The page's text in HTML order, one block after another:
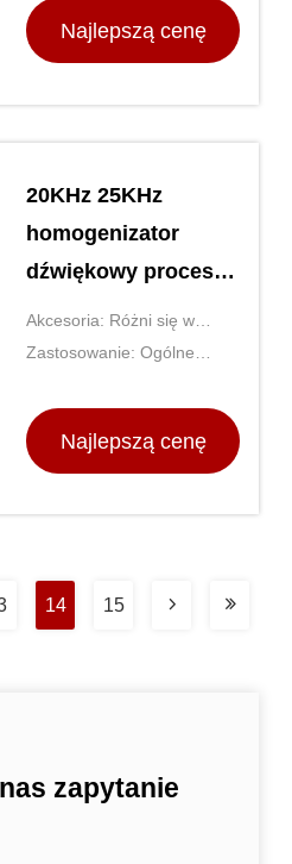
Najlepszą cenę
20KHz 25KHz
homogenizator
dźwiękowy procesor
ultradźwiękowy Cole
Parmer
Akcesoria: Różni się w
zależności od produktu
Zastosowanie: Ogólne
Najlepszą cenę
14 15
zapytanie